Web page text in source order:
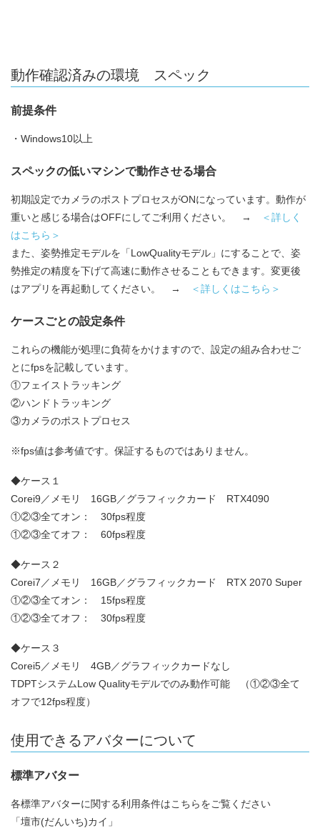
動作確認済みの環境 スペック
前提条件
・Windows10以上
スペックの低いマシンで動作させる場合
初期設定でカメラのポストプロセスがONになっています。動作が
重いと感じる場合はOFFにしてご利用ください。 →
＜詳しく
はこちら＞
また、姿勢推定モデルを「LowQualityモデル」にすることで、姿
勢推定の精度を下げて高速に動作させることもできます。変更後
はアプリを再起動してください。 →
＜詳しくはこちら＞
ケースごとの設定条件
これらの機能が処理に負荷をかけますので、設定の組み合わせご
とにfpsを記載しています。
①フェイストラッキング
②ハンドトラッキング
③カメラのポストプロセス
※fps値は参考値です。保証するものではありません。
◆ケース１
Corei9／メモリ 16GB／グラフィックカード RTX4090
①②③全てオン： 30fps程度
①②③全てオフ： 60fps程度
◆ケース２
Corei7／メモリ 16GB／グラフィックカード RTX 2070 Super
①②③全てオン： 15fps程度
①②③全てオフ： 30fps程度
◆ケース３
Corei5／メモリ 4GB／グラフィックカードなし
TDPTシステムLow Qualityモデルでのみ動作可能 （①②③全て
オフで12fps程度）
使用できるアバターについて
標準アバター
各標準アバターに関する利用条件はこちらをご覧ください
「壇市(だんいち)カイ」